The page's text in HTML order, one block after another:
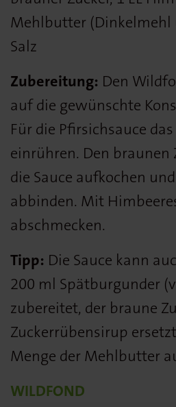
Mehlbutter (Dinkelmehl
Salz
Zubereitung: Den
auf die gewünschte
Für die Pfirsichsauce
einrühren. Den braunen
die Sauce aufkochen
abbinden. Mit
abschmecken.
Tipp: Die Sauce kann
200 ml Spätburgunder
zubereitet, der braune
Zuckerrübensirup
Menge der Mehlbutter
WILDFOND